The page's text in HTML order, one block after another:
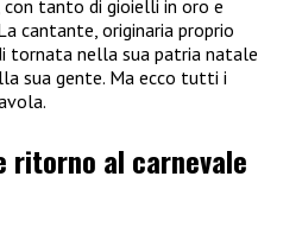
tanto di gioielli in oro e
cantante, originaria proprio
tornata nella sua patria natale
sua gente. Ma ecco tutti i
ritorno al carnevale